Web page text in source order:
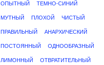
ОПЫТНЫЙ ТЕМНО-СИНИЙ
МУТНЫЙ ПЛОХОЙ ЧИСТЫЙ
ПРАВИЛЬНЫЙ АНАРХИЧЕСКИЙ
ПОСТОЯННЫЙ ОДНООБРАЗНЫЙ
ЛИМОННЫЙ ОТВРАТИТЕЛЬНЫЙ